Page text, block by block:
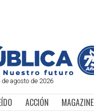
de agosto de 2026
ACCIÓN MAGAZINE